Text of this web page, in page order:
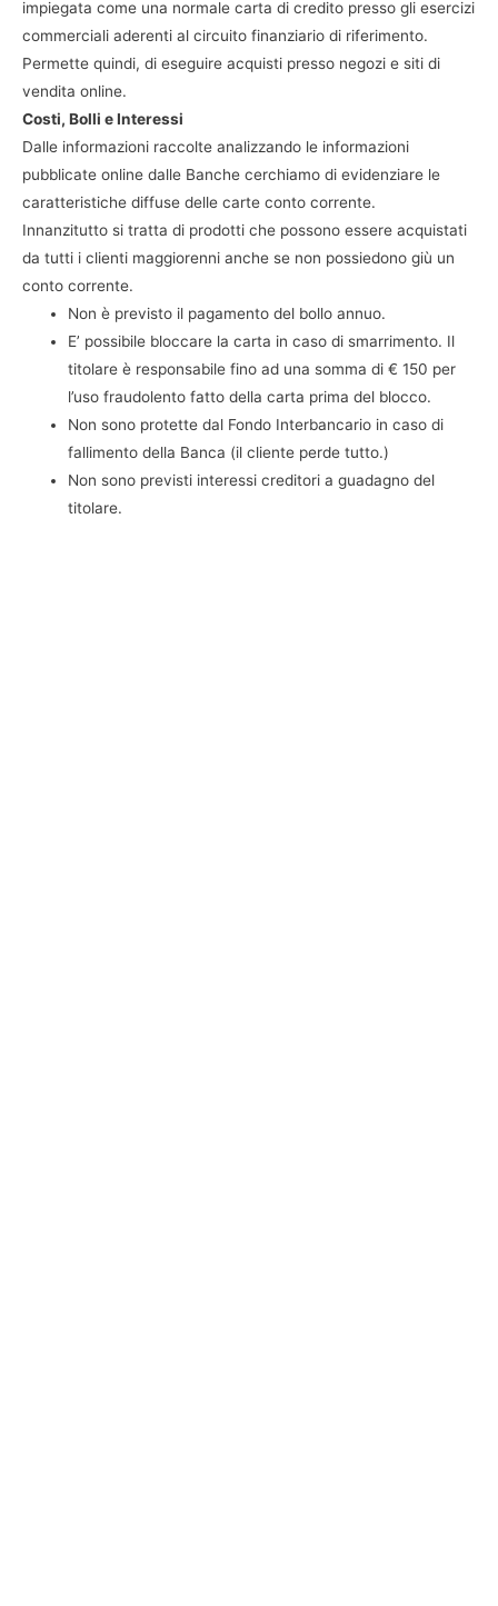
impiegata come una normale carta di credito presso gli esercizi
commerciali aderenti al circuito finanziario di riferimento.
Permette quindi, di eseguire acquisti presso negozi e siti di
vendita online.
Costi, Bolli e Interessi
Dalle informazioni raccolte analizzando le informazioni
pubblicate online dalle Banche cerchiamo di evidenziare le
caratteristiche diffuse delle carte conto corrente.
Innanzitutto si tratta di prodotti che possono essere acquistati
da tutti i clienti maggiorenni anche se non possiedono giù un
conto corrente.
Non è previsto il pagamento del bollo annuo.
E’ possibile bloccare la carta in caso di smarrimento. Il
titolare è responsabile fino ad una somma di € 150 per
l’uso fraudolento fatto della carta prima del blocco.
Non sono protette dal Fondo Interbancario in caso di
fallimento della Banca (il cliente perde tutto.)
Non sono previsti interessi creditori a guadagno del
titolare.